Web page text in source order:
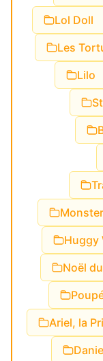
Lol Doll
Les
Lilo
Huggy
Noël
Ariel, la